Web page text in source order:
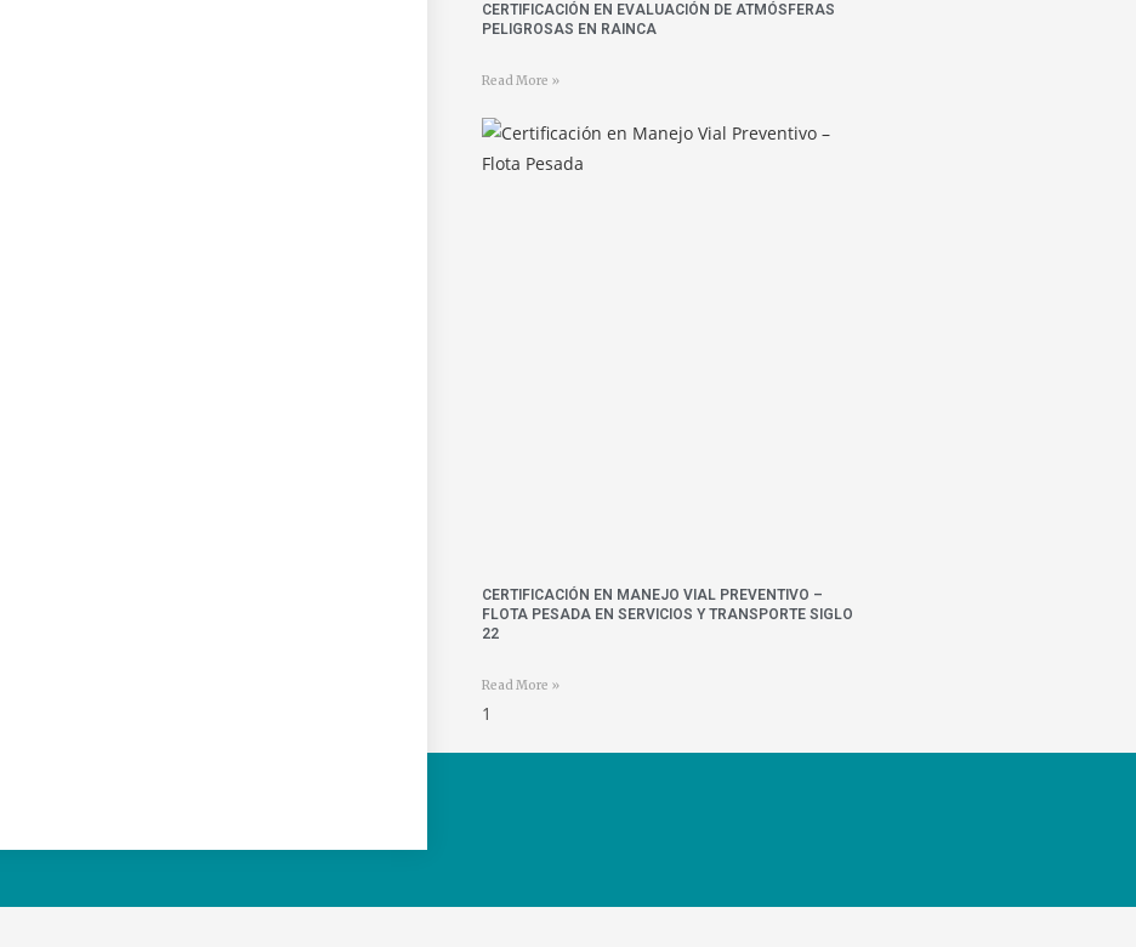
CERTIFICACIÓN EN EVALUACIÓN DE ATMÓSFERAS
PELIGROSAS EN RAINCA
Read More »
CERTIFICACIÓN EN MANEJO VIAL PREVENTIVO –
FLOTA PESADA EN SERVICIOS Y TRANSPORTE SIGLO
22
Read More »